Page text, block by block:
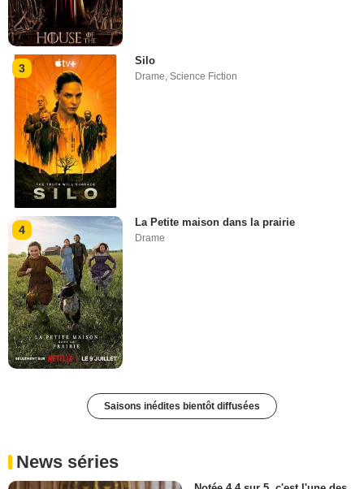
3
Silo
Drame,Science Fiction
4
La Petite maison dans la prairie
Drame
Saisons inédites bientôt diffusées
News séries